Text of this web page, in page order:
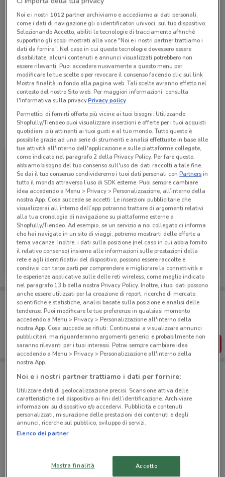
Chiama il negozio
Chiuso
Lunedì 09:00 / 13:00 - 15:00 / 19:00
Martedì 09:00 / 13:00 - 15:00 / 19:00
Mercoledì 09:00 / 13:00 - 15:00 / 19:00
Giovedì 09:00 / 13:00 - 15:00 / 19:00
Venerdì 09:00 / 13:00 - 15:00 / 19:00
Sabato 09:00 / 12:30
Domenica Chiuso
800 046 385
Amplifon Via Carlo Pirzio Biroli
Tutte le promozioni di questo negozio
Amplifon
Scade il 31/12 499 m
Porta DoveConviene sempre con te!
Puoi trovare le migliori offerte dei negozi vicino a te,
salvarle e creare la tua lista del risparmio, comodamente
dal tuo cellulare.
SCARICA L’APP
Negozi Amplifon a Ciampino
Noi e i nostri 1012partner archiviamo e accediamo ai dati personali,
come i dati di navigazione gli o identificatori univoci, sul tuo dispositivo.
Selezionando Accetto, abiliti le tecnologie di tracciamento affinché
supportino gli scopi mostrati alla voce "Noi e i nostri partner trattiamo i
dati da fornire". Nel caso in cui queste tecnologie dovessero essere
disabilitate, alcuni contenuti e annunci visualizzati potrebbero non
essere rilevanti. Puoi accedere nuovamente a questo menu per
modificare le tue scelte o per revocare il consenso facendo clic sul link
Mostra finalità in fondo alla pagina web. Tali scelte avranno effetto nel
contesto del nostro Sito web. Per maggiori informazioni, consulta
l'Informativa sulla privacy.Privacy policy
Permettici di fornirti offerte più vicine ai tuoi bisogni: Utilizzando
Shopfully/Tiendeo puoi visualizzare inserzioni e offerte per i tuoi acquisti
quotidiani più attinenti ai tuoi gusti e al tuo mondo. Tutto questo è
possibile grazie ad una serie di strumenti e analisi effettuate in base alle
tue attività all'interno dell'applicazione e sulle piattaforme collegate,
come indicato nel paragrafo 2 della Privacy Policy. Per fare questo,
abbiamo bisogno del tuo consenso sull'uso dei dati raccolti a tale fine.
Se dai il tuo consenso condivideremo i tuoi dati personali conPartnersin
tutto il mondo attraverso l’uso di SDK esterne. Puoi sempre cambiare
idea accedendo a Menu > Privacy > Personalizzazione, all’interno della
nostra App. Cosa succede se accetti: Le inserzioni pubblicitarie che
visualizzerai all'interno dell’app potranno trattare di argomenti relativi
alla tua cronologia di navigazione su piattaforme esterne a
Shopfully/Tiendeo. Ad esempio, se un servizio a noi collegato ci informa
che hai navigato in un sito di viaggi, potremo mostrarti delle offerte a
tema vacanze. Inoltre, i dati sulla posizione (nel caso in cui abbia fornito
il relativo consenso) insieme alle informazioni sulle prestazioni della
rete e agli identificativi del dispositivo, possono essere raccolte e
condivisi con terze parti per comprendere e migliorare la connettività e
le esperienze applicative sulle delle reti wireless, come meglio indicato
nel paragrafo 13.b della nostra Privacy Policy. Inoltre, i tuoi dati possono
anche essere utilizzati per la creazione di report, ricerche di mercato,
scientifiche e statistiche, analisi basate sulla posizione e analisi delle
tendenze. Puoi modificare le tue preferenze in qualsiasi momento
accedendo a Menu > Privacy > Personalizzazione all'interno della
nostra App. Cosa succede se rifiuti: Continuerai a visualizzare annunci
pubblicitari, ma riguarderanno argomenti generici e probabilmente non
saranno rilevanti per i tuoi interessi. Potrai sempre cambiare idea
accedendo a Menu > Privacy > Personalizzazione all'interno della
nostra App.
Noi e i nostri partner trattiamo i dati per fornire:
Utilizzare dati di geolocalizzazione precisi. Scansione attiva delle
caratteristiche del dispositivo ai fini dell’identificazione. Archiviare
informazioni su dispositivo e/o accedervi. Pubblicità e contenuti
personalizzati, misurazione delle prestazioni dei contenuti e degli
annunci, ricerche sul pubblico, sviluppo di servizi.
Elenco dei partner
Mostra finalità Accetto